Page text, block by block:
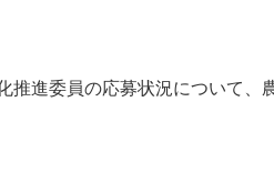
進委員の応募状況について、